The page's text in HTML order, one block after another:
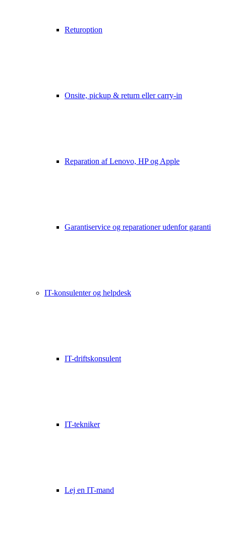
Returoption
Onsite, pickup & return eller carry-in
Reparation af Lenovo, HP og Apple
Garantiservice og reparationer udenfor garanti
IT-konsulenter og helpdesk
IT-driftskonsulent
IT-tekniker
Lej en IT-mand